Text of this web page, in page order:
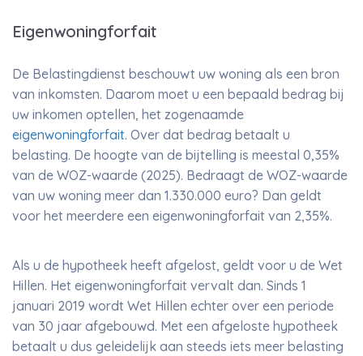
Eigenwoningforfait
De Belastingdienst beschouwt uw woning als een bron
van inkomsten. Daarom moet u een bepaald bedrag bij
uw inkomen optellen, het zogenaamde
eigenwoningforfait. Over dat bedrag betaalt u
belasting. De hoogte van de bijtelling is meestal 0,35%
van de WOZ-waarde (2025). Bedraagt de WOZ-waarde
van uw woning meer dan 1.330.000 euro? Dan geldt
voor het meerdere een eigenwoningforfait van 2,35%.
Als u de hypotheek heeft afgelost, geldt voor u de Wet
Hillen. Het eigenwoningforfait vervalt dan. Sinds 1
januari 2019 wordt Wet Hillen echter over een periode
van 30 jaar afgebouwd. Met een afgeloste hypotheek
betaalt u dus geleidelijk aan steeds iets meer belasting